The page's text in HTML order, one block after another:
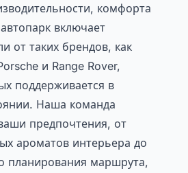
комфорта
включает
от таких брендов, как
и Range Rover,
поддерживается в
Наша команда
предпочтения, от
ароматов интерьера до
планирования маршрута,